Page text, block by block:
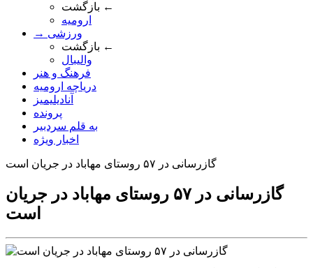
بازگشت ←
ارومیه
→ ورزشی
بازگشت ←
والیبال
فرهنگ و هنر
دریاچه ارومیه
آنادیلیمیز
پرونده
به قلم سردبیر
اخبار ویژه
گازرسانی در ۵۷ روستای مهاباد در جریان